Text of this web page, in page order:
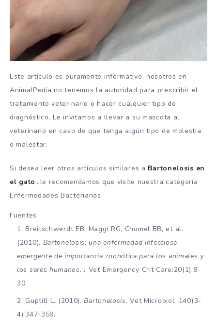
Este artículo es puramente informativo, nosotros en
AnimalPedia no tenemos la autoridad para prescribir el
tratamiento veterinario o hacer cualquier tipo de
diagnóstico. Le invitamos a llevar a su mascota al
veterinario en caso de que tenga algún tipo de molestia
o malestar.
Si desea leer otros artículos similares a Bartonelosis en
el gato…le recomendamos que visite nuestra categoría
Enfermedades Bacterianas.
Fuentes
Breitschwerdt EB, Maggi RG, Chomel BB, et al.
(2010). Bartonelosis: una enfermedad infecciosa
emergente de importancia zoonótica para los animales y
los seres humanos. J Vet Emergency Crit Care;20(1):8-
30.
Guptill L. (2010).Bartonelosis. Vet Microbiol; 140(3-
4):347-359.